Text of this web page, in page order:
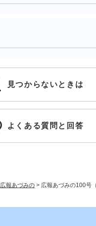
広報あづみの > 広報あづみの100号
見つからないときは
よくある質問と回答